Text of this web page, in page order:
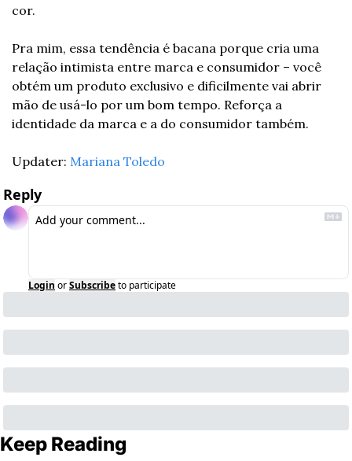
cor.
Pra mim, essa tendência é bacana porque cria uma
relação intimista entre marca e consumidor – você
obtém um produto exclusivo e dificilmente vai abrir
mão de usá-lo por um bom tempo. Reforça a
identidade da marca e a do consumidor também.
Updater: Mariana Toledo
Reply
Login orSubscribeto participate
Keep Reading